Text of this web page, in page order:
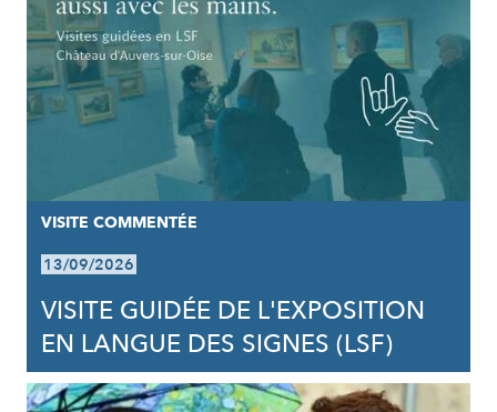
VISITE COMMENTÉE
13/09/2026
VISITE GUIDÉE DE L'EXPOSITION
EN LANGUE DES SIGNES (LSF)